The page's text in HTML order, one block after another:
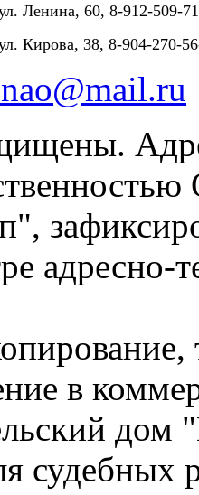
Ленина, 60, 8-912-509-
Кирова, 38, 8-904-270-
адресно-
в
дом
судебных